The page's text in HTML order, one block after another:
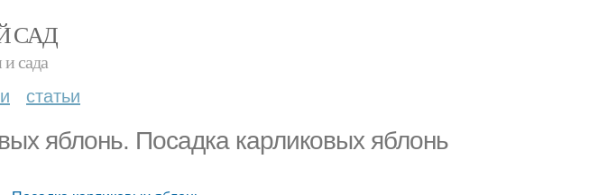
САД
и сада
статьи
яблонь. Посадка карликовых яблонь